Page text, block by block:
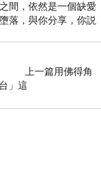
間，依然是一個缺愛
落，與你分享，你説
上一篇用佛得角
」這